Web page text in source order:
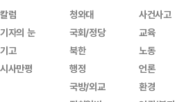
칼럼
기자의 눈
기고
시사만평
청와대
국회/정당
북한
행정
국방/외교
사건사고
교육
노동
언론
환경